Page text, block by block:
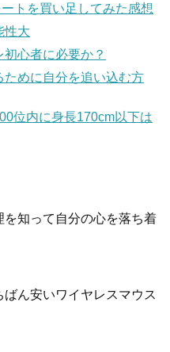
トを買い足してみた感想
性大
初心者に必要か？
めに自分を追い込む方
位内に身長170cm以下は
を知って自分の心を落ち着
ばん安いワイヤレスマウス